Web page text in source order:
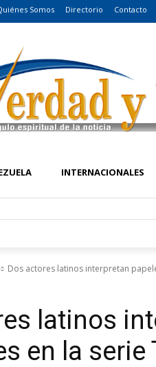
Somos Directorio Contacto
INTERNACIONALES
Dos actores latinos interpretan
latinos
en la serie